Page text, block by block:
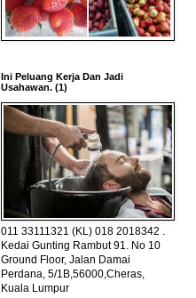
Ini Peluang Kerja Dan Jadi
Usahawan. (1)
011 33111321 (KL) 018 2018342 .
Kedai Gunting Rambut 91. No 10
Ground Floor, Jalan Damai
Perdana, 5/1B,56000,Cheras,
Kuala Lumpur